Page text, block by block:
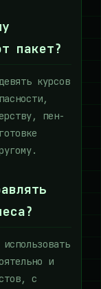
пакет?
курсов
пен-
и
с